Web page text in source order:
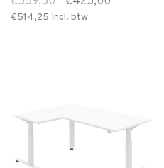
€514,25 Incl. btw